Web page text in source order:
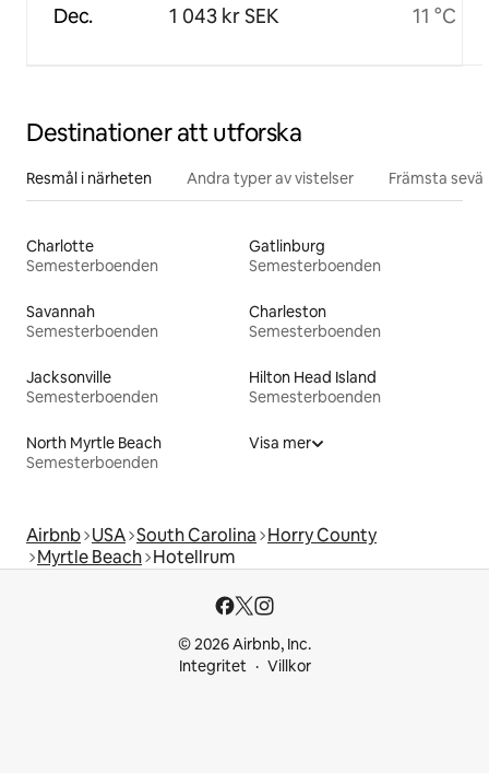
Dec. 1 043 kr SEK 11 °C
Destinationer att utforska
Resmål i närheten Andra typer av vistelser Främsta
Charlotte
Semesterboenden
Gatlinburg
Semesterboenden
Savannah
Semesterboenden
Charleston
Semesterboenden
Jacksonville
Semesterboenden
Hilton Head Island
Semesterboenden
North Myrtle Beach
Semesterboenden
Visa mer
Airbnb USA South Carolina Horry County
Myrtle Beach Hotellrum
© 2026 Airbnb, Inc.
Integritet
Villkor